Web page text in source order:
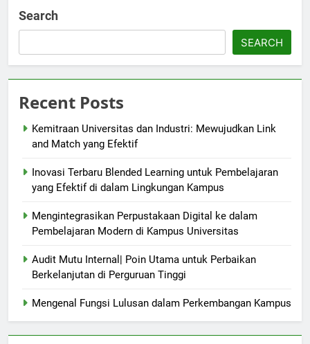
Search
SEARCH
Recent Posts
Kemitraan Universitas dan Industri: Mewujudkan Link
and Match yang Efektif
Inovasi Terbaru Blended Learning untuk Pembelajaran
yang Efektif di dalam Lingkungan Kampus
Mengintegrasikan Perpustakaan Digital ke dalam
Pembelajaran Modern di Kampus Universitas
Audit Mutu Internal| Poin Utama untuk Perbaikan
Berkelanjutan di Perguruan Tinggi
Mengenal Fungsi Lulusan dalam Perkembangan Kampus